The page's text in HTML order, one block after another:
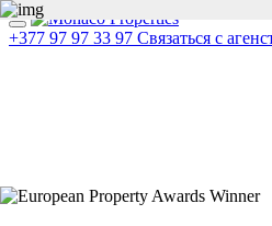
+377 97 97 33 97 Связаться с